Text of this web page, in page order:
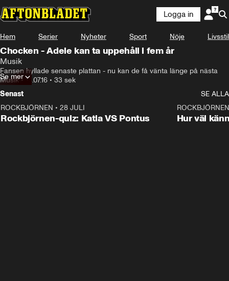
Logga in
Hem Serier Nyheter Sport Nöje Livsstil
Chocken - Adele kan ta uppehåll i fem år
Musik
Fansen hyllade senaste plattan - nu kan de få vänta länge på nästa
Musik• 14.07.16 • 33 sek
Se mer
Senast
SE ALLA
ROCKBJÖRNEN • 28 JULI
Rockbjörnen-quiz: Katia VS Pontus
ROCKBJÖRNEN
Hur väl